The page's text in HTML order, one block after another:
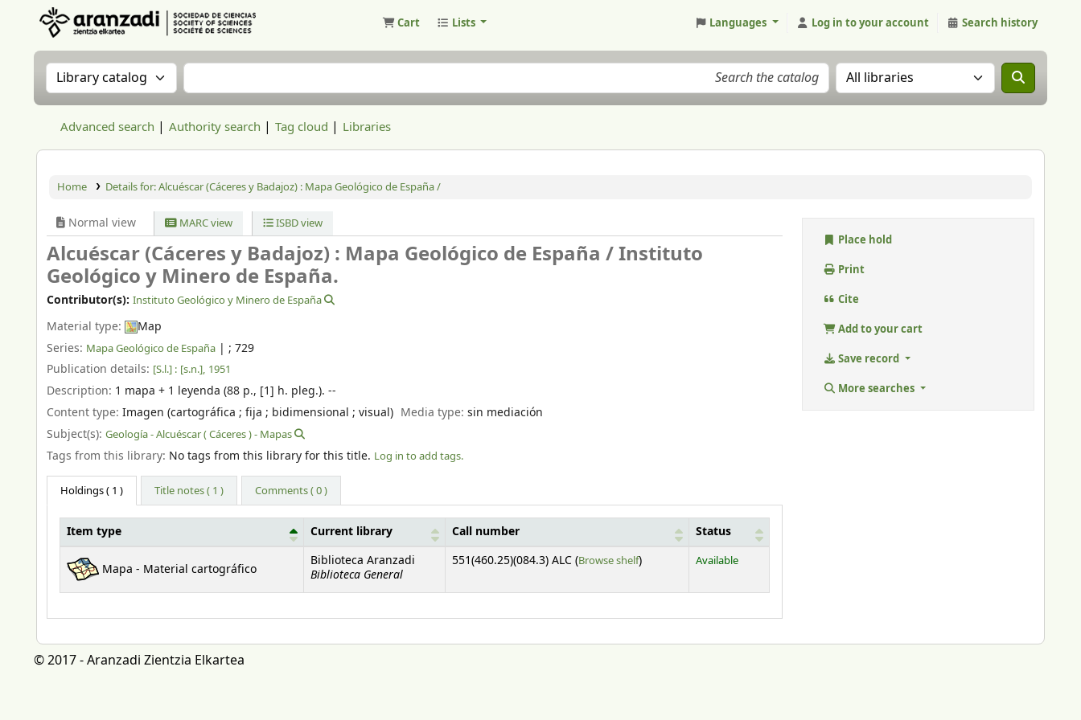
Cart Lists Languages Log in to your account Search history
Search the catalog by:Search the catalog Search the catalog in:
Advanced search Authority search Tag cloud Libraries
Home Details for:Alcuéscar (Cáceres y Badajoz) : Mapa Geológico de España /
Normal view MARC view ISBD view
Alcuéscar (Cáceres y Badajoz) : Mapa Geológico de España /Instituto
Geológico y Minero de España.
Contributor(s): Instituto Geológico y Minero de España
Material type:
Map
Series: Mapa Geológico de España | ; 729
Publication details: [S.l.] : [s.n.], 1951
Description: 1 mapa + 1 leyenda (88 p., [1] h. pleg.). --
Content type: Imagen (cartográfica ; fija ; bidimensional ; visual) Media type:sin mediación
Subject(s): Geología - Alcuéscar ( Cáceres ) - Mapas
Tags from this library: No tags from this library for this title. Log in to add tags.
Holdings( 1 ) Title notes ( 1 ) Comments ( 0 )
Holdings
Item type Current library Call number Status
Mapa - Material cartográfico
Biblioteca Aranzadi
Biblioteca General
551(460.25)(084.3) ALC (Browse shelf(Opens below)
) Available
Place hold
Print
Cite
Add to your cart
Save record
More searches
© 2017 - Aranzadi Zientzia Elkartea